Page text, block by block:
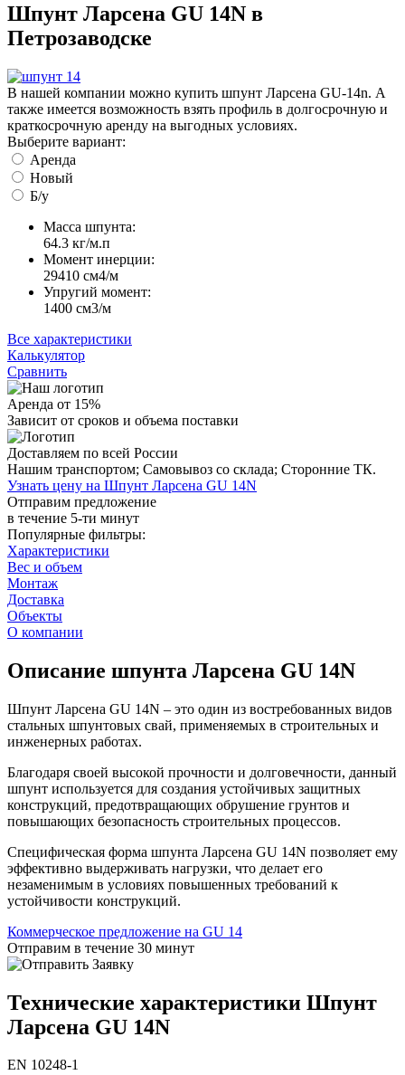
Шпунт Ларсена GU 14N в
Петрозаводске
В нашей компании можно купить шпунт Ларсена GU-14n. А
также имеется возможность взять профиль в долгосрочную и
краткосрочную аренду на выгодных условиях.
Выберите вариант:
Аренда
Новый
Б/у
Масса шпунта:
64.3 кг/м.п
Момент инерции:
29410 cм4/м
Упругий момент:
1400 cм3/м
Все характеристики
Калькулятор
Сравнить
Аренда от 15%
Зависит от сроков и объема поставки
Доставляем по всей России
Нашим транспортом; Самовывоз со склада; Сторонние ТК.
Узнать цену на Шпунт Ларсена GU 14N
Отправим предложение
в течение 5-ти минут
Популярные фильтры:
Характеристики
Вес и объем
Монтаж
Доставка
Объекты
О компании
Описание шпунта Ларсена GU 14N
Шпунт Ларсена GU 14N – это один из востребованных видов
стальных шпунтовых свай, применяемых в строительных и
инженерных работах.
Благодаря своей высокой прочности и долговечности, данный
шпунт используется для создания устойчивых защитных
конструкций, предотвращающих обрушение грунтов и
повышающих безопасность строительных процессов.
Специфическая форма шпунта Ларсена GU 14N позволяет ему
эффективно выдерживать нагрузки, что делает его
незаменимым в условиях повышенных требований к
устойчивости конструкций.
Коммерческое предложение на GU 14
Отправим в течение 30 минут
Технические характеристики Шпунт
Ларсена GU 14N
EN 10248-1